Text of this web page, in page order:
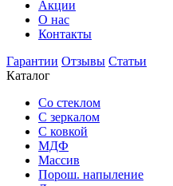
Акции
О нас
Контакты
Гарантии Отзывы Статьи
Каталог
Со стеклом
С зеркалом
С ковкой
МДФ
Массив
Порош. напыление